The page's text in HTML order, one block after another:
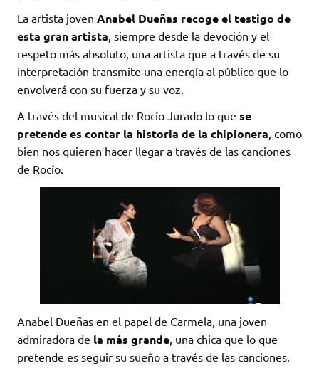
La artista joven Anabel Dueñas recoge el testigo de
esta gran artista, siempre desde la devoción y el
respeto más absoluto, una artista que a través de su
interpretación transmite una energía al público que lo
envolverá con su fuerza y su voz.
A través del musical de Rocío Jurado lo que se
pretende es contar la historia de la chipionera, como
bien nos quieren hacer llegar a través de las canciones
de Rocío.
Anabel Dueñas en el papel de Carmela, una joven
admiradora de la más grande, una chica que lo que
pretende es seguir su sueño a través de las canciones.